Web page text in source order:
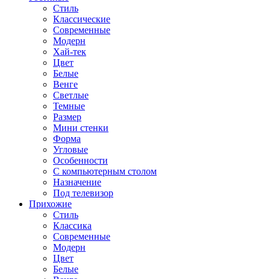
Стиль
Классические
Современные
Модерн
Хай-тек
Цвет
Белые
Венге
Светлые
Темные
Размер
Мини стенки
Форма
Угловые
Особенности
С компьютерным столом
Назначение
Под телевизор
Прихожие
Стиль
Классика
Современные
Модерн
Цвет
Белые